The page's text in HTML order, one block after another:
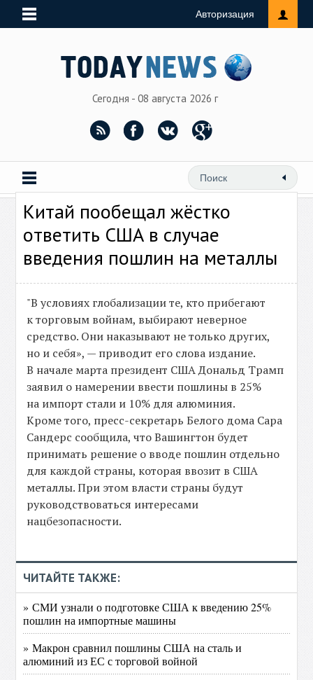
Авторизация
Сегодня - 08 августа 2026 г
Китай пообещал жёстко
ответить США в случае
введения пошлин на металлы
"В условиях глобализации те, кто прибегают
к торговым войнам, выбирают неверное
средство. Они наказывают не только других,
но и себя», — приводит его слова издание.
В начале марта президент США Дональд Трамп
заявил о намерении ввести пошлины в 25%
на импорт стали и 10% для алюминия.
Кроме того, пресс-секретарь Белого дома Сара
Сандерс сообщила, что Вашингтон будет
принимать решение о вводе пошлин отдельно
для каждой страны, которая ввозит в США
металлы. При этом власти страны будут
руководствоваться интересами
нацбезопасности.
ЧИТАЙТЕ ТАКЖЕ:
» СМИ узнали о подготовке США к введению 25%
пошлин на импортные машины
» Макрон сравнил пошлины США на сталь и
алюминий из ЕС с торговой войной